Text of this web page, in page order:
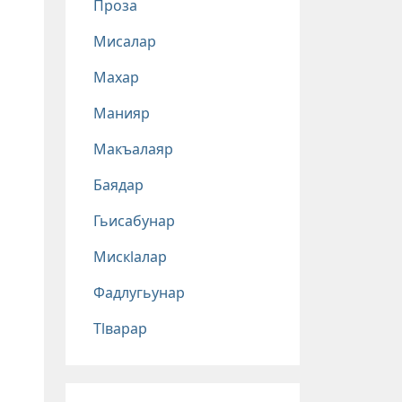
Проза
Мисалар
Махар
Манияр
Макъалаяр
Баядар
Гьисабунар
Мискlалар
Фадлугьунар
Тlварар